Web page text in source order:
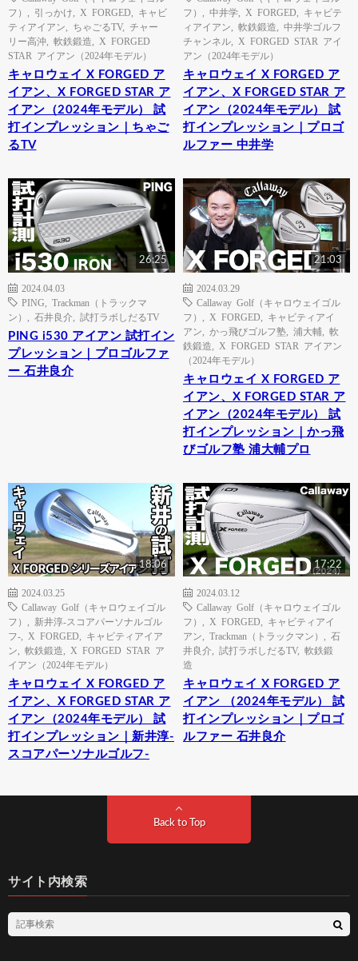
フ）
引っかけ X FORGED
キャビ
ティアイアン
ちゃごるTV, チャー
リー高沖
軟鉄鍛造
X FORGED
STAR アイアン（2024年モデル）
キャロウェイ X FORGED ア
イアン、X FORGED STAR ア
イアン（2024年モデル） 試
打インプレッション｜ちゃご
るTV
フ）
中井学 X FORGED
キャビテ
ィアイアン
軟鉄鍛造
中井学ゴルフ
チャンネル
X FORGED STAR アイ
アン（2024年モデル）
キャロウェイ X FORGED ア
イアン、X FORGED STAR ア
イアン（2024年モデル） 試
打インプレッション｜プロゴ
ルファー 中井学
26:25
2024.04.03
PING
Trackman（トラックマ
ン）
石井良介 試打ラボしだるTV
PING i530 アイアン 試打イン
プレッション｜プロゴルファ
ー 石井良介
21:03
2024.03.29
Callaway Golf（キャロウェイゴル
フ）
X FORGED
キャビティアイ
アン
かっ飛びゴルフ塾 浦大輔
軟
鉄鍛造
X FORGED STAR アイアン
（2024年モデル）
キャロウェイ X FORGED ア
イアン、X FORGED STAR ア
イアン（2024年モデル） 試
打インプレッション｜かっ飛
びゴルフ塾 浦大輔プロ
18:06
2024.03.25
Callaway Golf（キャロウェイゴル
フ）
新井淳-スコアパーソナルゴル
フ-
X FORGED
キャビティアイア
ン
軟鉄鍛造
X FORGED STAR ア
イアン（2024年モデル）
キャロウェイ X FORGED ア
イアン、X FORGED STAR ア
イアン（2024年モデル） 試
打インプレッション｜新井淳-
スコアパーソナルゴルフ-
17:22
2024.03.12
Callaway Golf（キャロウェイゴル
フ）
X FORGED
キャビティアイ
アン
Trackman（トラックマン）
石
井良介
試打ラボしだるTV, 軟鉄鍛
造
キャロウェイ X FORGED ア
イアン （2024年モデル） 試
打インプレッション｜プロゴ
ルファー 石井良介
Back to Top
サイト内検索